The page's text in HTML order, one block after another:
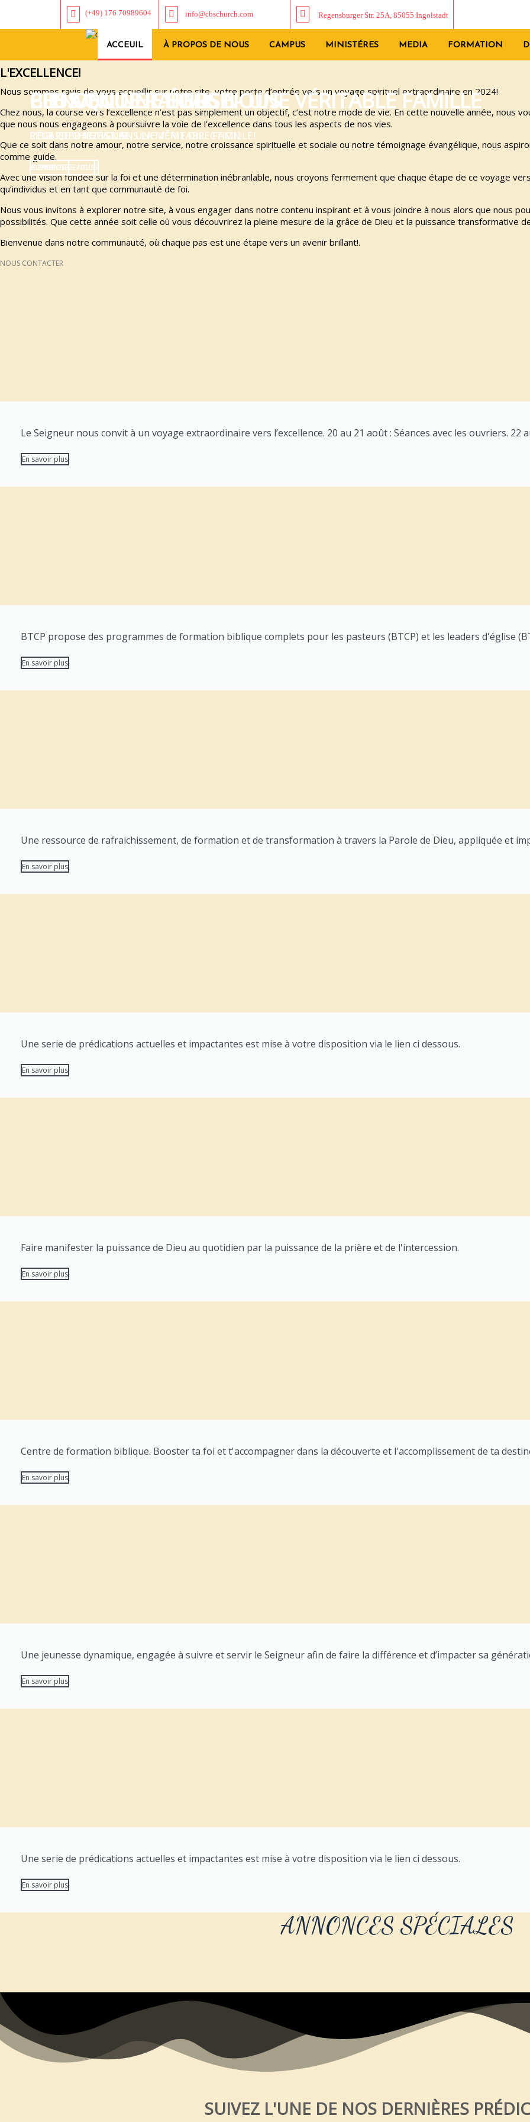
(+49) 176 70989604 info@cbschurch.com Regensburger Str. 25A, 85055 Ingolstadt
ACCEUIL À PROPOS DE NOUS CAMPUS MINISTÉRES MEDIA FORMATION
BIENVENUE PARMIS NOUS
PLUS QU'UNE ÉGLISE, UNE VÉRITABLE FAMILLE!
BIENVENUE
CBS ONLINE CHURCH
L'ÉGLISE CHEZ VOUS!
CONNECTEZ-VOUS
PLUS QU'UNE ÉGLISE - UNE VÉRITABLE FAMILLE
REGARDER TOUS DANS LA MÊME DIRECTION
Á PROPOS DE NOUS
L'EXCELLENCE!
Nous sommes ravis de vous accueillir sur notre site, votre porte d’entrée vers un voyage spirituel extraordinaire en 2024!
Chez nous, la course vers l’excellence n’est pas simplement un objectif, c’est notre mode de vie. En cette nouvelle année, nous
que nous nous engageons à poursuivre la voie de l’excellence dans tous les aspects de nos vies.
Que ce soit dans notre amour, notre service, notre croissance spirituelle et sociale ou notre témoignage évangélique, nous
comme guide.
Avec une vision fondée sur la foi et une détermination inébranlable, nous croyons fermement que chaque étape de ce voyage
qu’individus et en tant que communauté de foi.
Nous vous invitons à explorer notre site, à vous engager dans notre contenu inspirant et à vous joindre à nous alors que nous
possibilités. Que cette année soit celle où vous découvrirez la pleine mesure de la grâce de Dieu et la puissance transformative de
Bienvenue dans notre communauté, où chaque pas est une étape vers un avenir brillant!.
NOUS CONTACTER
Le Seigneur nous convit à un voyage extraordinaire vers l’excellence. 20 au 21 août : Séances avec les ouvriers. 22
En savoir plus
BTCP propose des programmes de formation biblique complets pour les pasteurs (BTCP) et les leaders d'église
En savoir plus
Une ressource de rafraichissement, de formation et de transformation à travers la Parole de Dieu, appliquée et
En savoir plus
Une serie de prédications actuelles et impactantes est mise à votre disposition via le lien ci dessous.
En savoir plus
Faire manifester la puissance de Dieu au quotidien par la puissance de la prière et de l'intercession.
En savoir plus
Centre de formation biblique. Booster ta foi et t'accompagner dans la découverte et l'accomplissement de ta
En savoir plus
Une jeunesse dynamique, engagée à suivre et servir le Seigneur afin de faire la différence et d’impacter sa
En savoir plus
Une serie de prédications actuelles et impactantes est mise à votre disposition via le lien ci dessous.
En savoir plus
ANNONCES SPÉCIALES
SUIVEZ L'UNE DE NOS DERNIÈRES